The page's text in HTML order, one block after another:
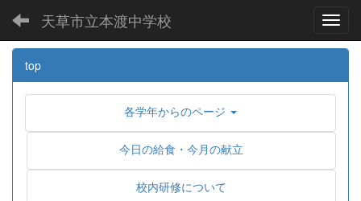
天草市立本渡中学校
top
各学年からのページ
今日の給食・今月の献立
校内研修について